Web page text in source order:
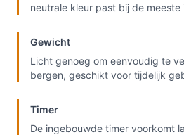
neutrale kleur past bij de meeste
Gewicht
Licht genoeg om eenvoudig te
bergen, geschikt voor tijdelijk
Timer
De ingebouwde timer voorkomt